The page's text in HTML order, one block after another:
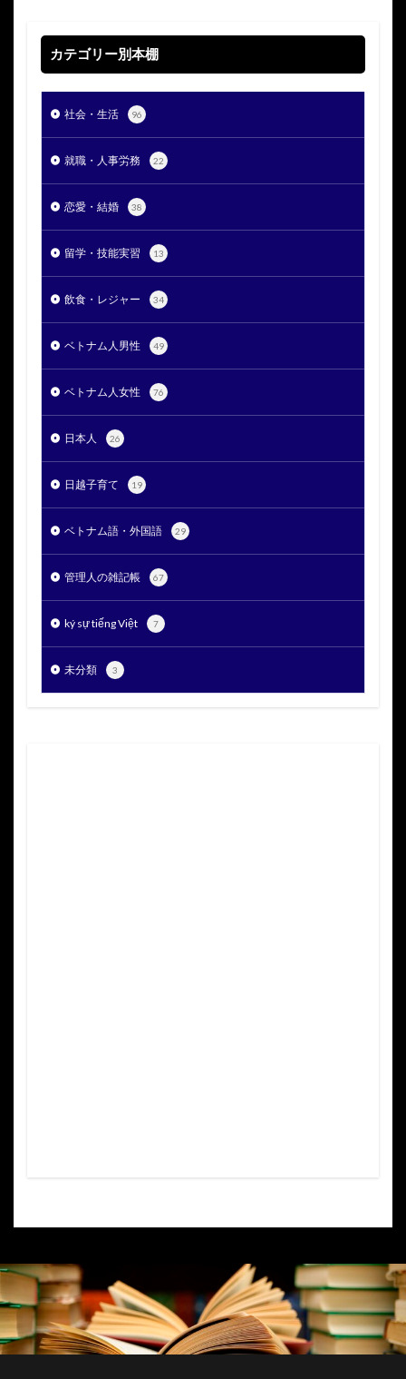
カテゴリー別本棚
社会・生活 96
就職・人事労務 22
恋愛・結婚 38
留学・技能実習 13
飲食・レジャー 34
ベトナム人男性 49
ベトナム人女性 76
日本人 26
日越子育て 19
ベトナム語・外国語 29
管理人の雑記帳 67
ký sự tiếng Việt 7
未分類 3